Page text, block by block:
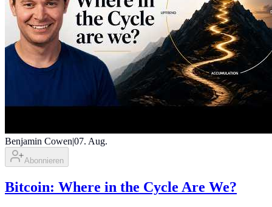
Benjamin Cowen|07. Aug.
Abonnieren
Bitcoin: Where in the Cycle Are We?